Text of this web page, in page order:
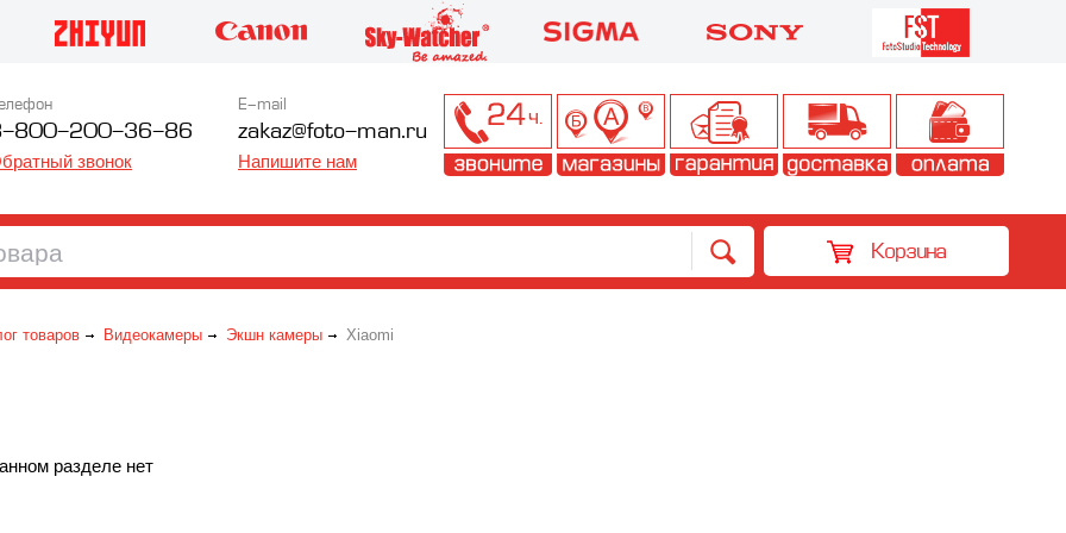
800-200-36-86
звонок
E-mail
zakaz@foto-man.ru
Напишите нам
Корзина
товаров Видеокамеры Экшн камеры Xiaomi
разделе нет